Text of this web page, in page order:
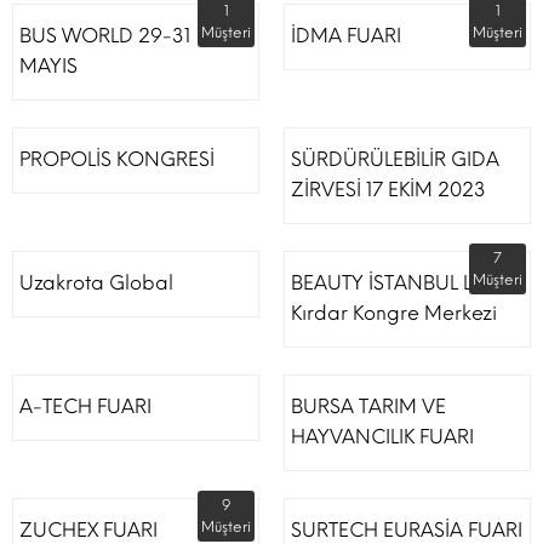
BUS WORLD 29-31
MAYIS
1
Müşteri
İDMA FUARI
1
Müşteri
PROPOLİS KONGRESİ
SÜRDÜRÜLEBİLİR GIDA
ZİRVESİ 17 EKİM 2023
Uzakrota Global
BEAUTY İSTANBUL Lütfi
Kırdar Kongre Merkezi
7
Müşteri
A-TECH FUARI
BURSA TARIM VE
HAYVANCILIK FUARI
ZUCHEX FUARI
9
Müşteri
SURTECH EURASİA FUARI